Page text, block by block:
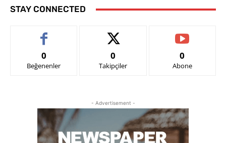
STAY CONNECTED
0
Beğenenler
0
Takipçiler
0
Abone
- Advertisement -